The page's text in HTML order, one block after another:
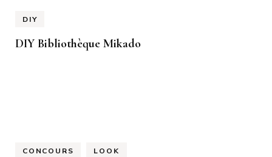
DIY
DIY Bibliothèque Mikado
CONCOURS LOOK